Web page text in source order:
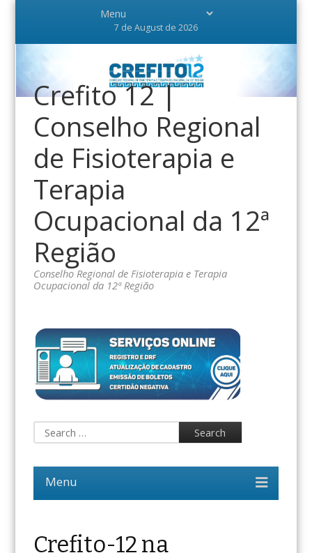
7 de August de 2026
Crefito 12 |
Conselho Regional
de Fisioterapia e
Terapia
Ocupacional da 12ª
Região
Conselho Regional de Fisioterapia e Terapia
Ocupacional da 12ª Região
Crefito-12 na